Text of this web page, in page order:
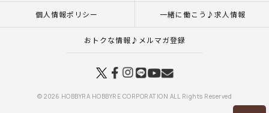
個人情報ポリシー 一緒に働こう♪求人情報
おトクな情報♪メルマガ登録
© 2026 HOBBYRA HOBBYRE CORPORATION ALL Rights Reserved